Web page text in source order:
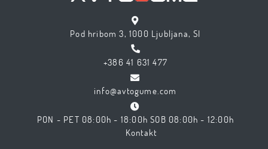
Pod hribom 3, 1000 Ljubljana, SI
+386 41 631 477
info@avtogume.com
PON - PET 08:00h - 18:00h SOB 08:00h - 12:00h
Kontakt